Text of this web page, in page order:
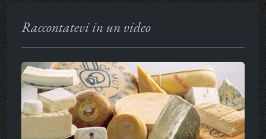
Raccontatevi in un video